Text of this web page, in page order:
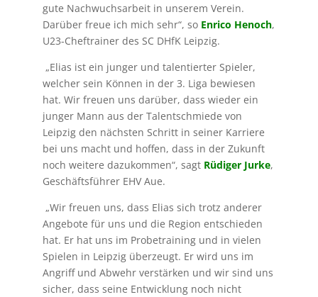
gute Nachwuchsarbeit in unserem Verein.
Darüber freue ich mich sehr“, so Enrico Henoch,
U23-Cheftrainer des SC DHfK Leipzig.
„Elias ist ein junger und talentierter Spieler,
welcher sein Können in der 3. Liga bewiesen
hat. Wir freuen uns darüber, dass wieder ein
junger Mann aus der Talentschmiede von
Leipzig den nächsten Schritt in seiner Karriere
bei uns macht und hoffen, dass in der Zukunft
noch weitere dazukommen“, sagt Rüdiger Jurke,
Geschäftsführer EHV Aue.
„Wir freuen uns, dass Elias sich trotz anderer
Angebote für uns und die Region entschieden
hat. Er hat uns im Probetraining und in vielen
Spielen in Leipzig überzeugt. Er wird uns im
Angriff und Abwehr verstärken und wir sind uns
sicher, dass seine Entwicklung noch nicht